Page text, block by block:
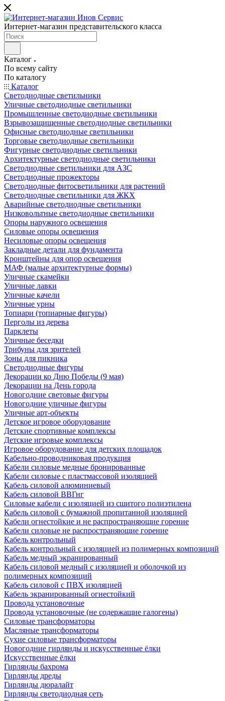
Интернет-магазин представительского класса
Каталог
По всему сайту
По каталогу
Каталог
Светодиодные светильники
Уличные светодиодные светильники
Промышленные светодиодные светильники
Взрывозащищенные светодиодные светильники
Офисные светодиодные светильники
Торговые светодиодные светильники
Фигурные светодиодные светильники
Архитектурные светодиодные светильники
Светодиодные светильники для АЗС
Светодиодные прожекторы
Светодиодные фитосветильники для растений
Светодиодные светильники для ЖКХ
Аварийные светодиодные светильники
Низковольтные светодиодные светильники
Опоры наружного освещения
Силовые опоры освещения
Несиловые опоры освещения
Закладные детали для фундамента
Кронштейны для опор освещения
МАФ (малые архитектурные формы)
Уличные скамейки
Уличные лавки
Уличные качели
Уличные урны
Топиари (топиарные фигуры)
Перголы из дерева
Парклеты
Уличные беседки
Трибуны для зрителей
Зоны для пикника
Светодиодные фигуры
Декорации ко Дню Победы (9 мая)
Декорации на День города
Новогодние световые фигуры
Новогодние уличные фигуры
Уличные арт-объекты
Детское игровое оборудование
Детские спортивные комплексы
Детские игровые комплексы
Игровое оборудование для детских площадок
Кабельно-проводниковая продукция
Кабели силовые медные бронированные
Кабели силовые с пластмассовой изоляцией
Кабель силовой алюминиевый
Кабель силовой ВВГнг
Силовые кабели с изоляцией из сшитого полиэтилена
Кабель силовой с бумажной пропитанной изоляцией
Кабели огнестойкие и не распространяющие горение
Кабели силовые не распространяющие горение
Кабель контрольный
Кабель контрольный с изоляцией из полимерных композиций
Кабель медный экранированный
Кабель силовой медный с изоляцией и оболочкой из
полимерных композиций
Кабель силовой с ПВХ изоляцией
Кабель экранированный огнестойкий
Провода установочные
Провода установочные (не содержащие галогены)
Силовые трансформаторы
Масляные трансформаторы
Сухие силовые трансформаторы
Новогодние гирлянды и искусственные ёлки
Искусственные ёлки
Гирлянды бахрома
Гирлянды дреды
Гирлянды дюралайт
Гирлянды светодиодная сеть